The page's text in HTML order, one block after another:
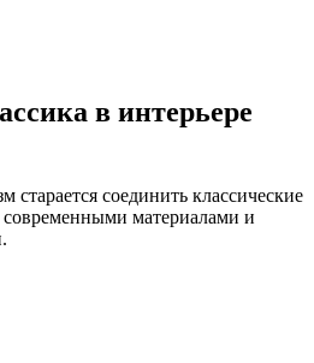
в интерьере
старается соединить классические
материалами и